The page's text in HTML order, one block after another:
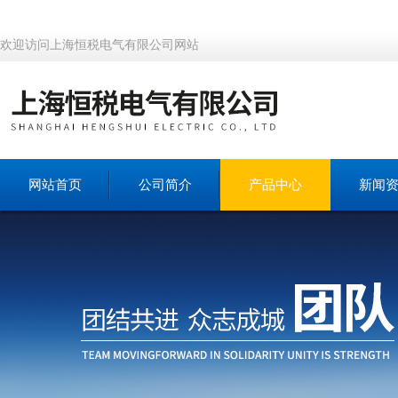
欢迎访问上海恒税电气有限公司网站
网站首页 公司简介 产品中心 新闻